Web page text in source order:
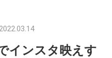
インスタ映えす